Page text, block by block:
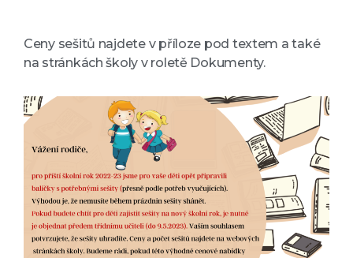
Ceny sešitů najdete v příloze pod textem a také
na stránkách školy v roletě Dokumenty.